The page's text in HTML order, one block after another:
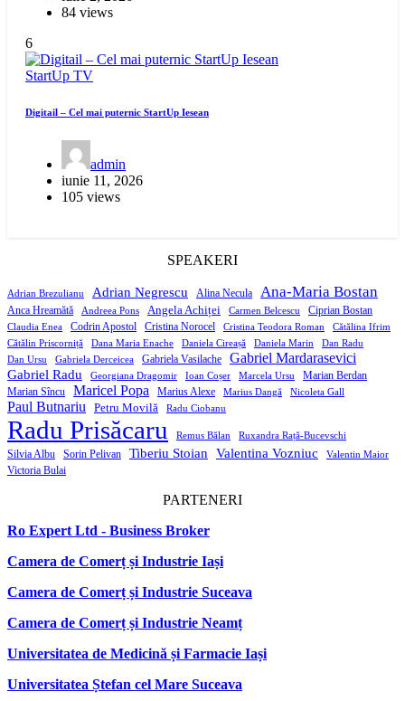
84 views
6
StartUp TV
Digitail – Cel mai puternic StartUp Iesean
admin
iunie 11, 2026
105 views
SPEAKERI
Adrian Brezulianu Adrian Negrescu Alina Necula Ana-Maria Bostan
Anca Hreamătă Andreea Pons Angela Achiței Carmen Belcescu Ciprian Bostan
Claudia Enea Codrin Apostol Cristina Norocel Cristina Teodora Roman
Cătălina Ifrim
Cătălin Priscorniță
Dana Maria Enache Daniela Cireașă Daniela Marin
Dan Radu
Dan Ursu
Gabriela Derceicea Gabriela Vasilache Gabriel Mardarasevici
Gabriel Radu Georgiana Dragomir Ioan Coșer Marcela Ursu
Marian Berdan
Marian Sîncu
Maricel Popa Marius Alexe Marius Dangă Nicoleta Gall
Paul Butnariu Petru Movilă Radu Ciobanu
Radu Prisăcaru Remus Bălan Ruxandra Rață-Bucevschi
Silvia Albu Sorin Pelivan Tiberiu Stoian Valentina Vozniuc Valentin Maior
Victoria Bulai
PARTENERI
Ro Expert Ltd - Business Broker
Camera de Comerț și Industrie Iași
Camera de Comerț și Industrie Suceava
Camera de Comerț și Industrie Neamț
Universitatea de Medicină și Farmacie Iași
Universitatea Ștefan cel Mare Suceava